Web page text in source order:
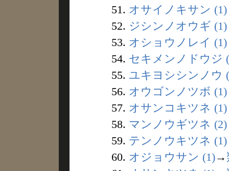
51. オサイノキサン (1)
52. ジシンノオウギ (1)
53. オショウノレイ (1)
54. セキメンノドウジ
55. ユキヨシシンノウ
56. オウゴンノツボ (1)
57. オサンコキツネ (1)
58. マンノウギツネ (2)
59. テンノウキツネ (1)
60. オジョウサン (1)→